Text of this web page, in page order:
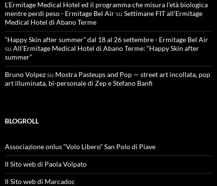
L'Ermitage Medical Hotel ed il programma che misura l’età biologica
mentre perdi peso - Ermitage Bel Airsu Settimane FIT all’Ermitage
Medical Hotel di Abano Terme
“Happy Skin after summer” dal 18 al 26 settembre - Ermitage Bel Air
su All’Ermitage Medical Hotel di Abano Terme: “Happy Skin after
summer”
Bruno Volpezsu Mostra Pasteups and Pop — street art incollata, pop
art illuminata, bi-personale di Zep e Stefano Banfi
BLOGROLL
Associazione onlus “Volo Libero” San Polo di Piave
Il Sito web di Paola Volpato
Il Sito web di Marcadoc